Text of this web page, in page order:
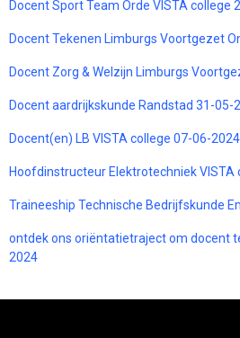
Docent Sport Team Orde VISTA college
Docent Tekenen Limburgs Voortgezet
Docent Zorg & Welzijn Limburgs
Docent aardrijkskunde Randstad 31-05-
Docent(en) LB VISTA college 07-06-2024
Hoofdinstructeur Elektrotechniek VISTA
Traineeship Technische Bedrijfskunde
ontdek ons oriëntatietraject om docent
2024